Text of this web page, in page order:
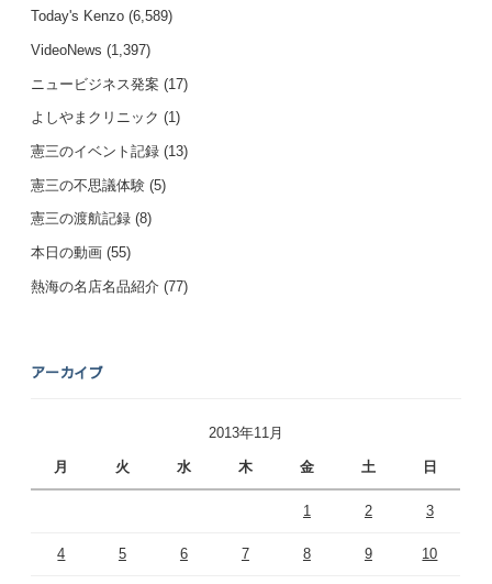
Today's Kenzo (6,589)
VideoNews (1,397)
ニュービジネス発案 (17)
よしやまクリニック (1)
憲三のイベント記録 (13)
憲三の不思議体験 (5)
憲三の渡航記録 (8)
本日の動画 (55)
熱海の名店名品紹介 (77)
アーカイブ
2013年11月
月 火 水 木 金 土 日
1 2 3
4 5 6 7 8 9 10